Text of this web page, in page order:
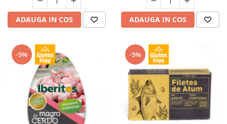
ADAUGA IN COS ADAUGA IN COS
-5% -5%